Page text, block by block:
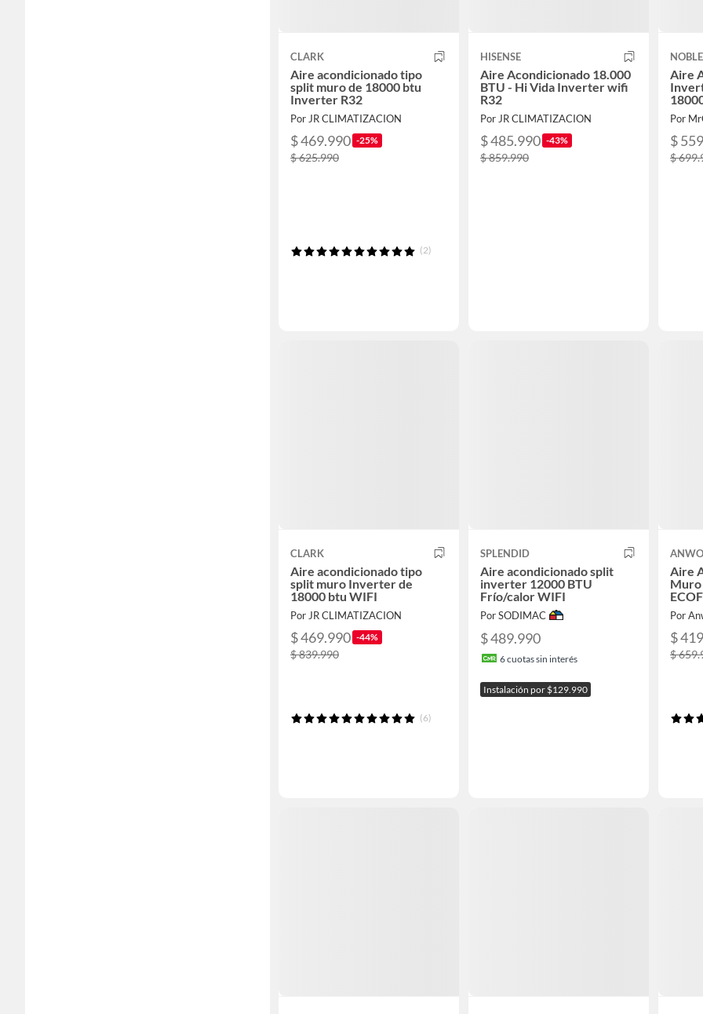
CLARK
Aire acondicionado tipo
split muro de 18000 btu
Inverter R32
Por JR CLIMATIZACION
$ 469.990 -25%
$ 625.990
(2)
HISENSE
Aire Acondicionado 18.000
BTU - Hi Vida Inverter wifi
R32
Por JR CLIMATIZACION
$ 485.990 -43%
$ 859.990
Aire
Por
$
$
CLARK
Aire acondicionado tipo
split muro Inverter de
18000 btu WIFI
Por JR CLIMATIZACION
$ 469.990 -44%
$ 839.990
(6)
SPLENDID
Aire acondicionado split
inverter 12000 BTU
Frío/calor WIFI
Por SODIMAC
$ 489.990
6cuotas sin interés
Instalación por $129.990
ANWO
Aire
Muro
Wifi
Por
$
$